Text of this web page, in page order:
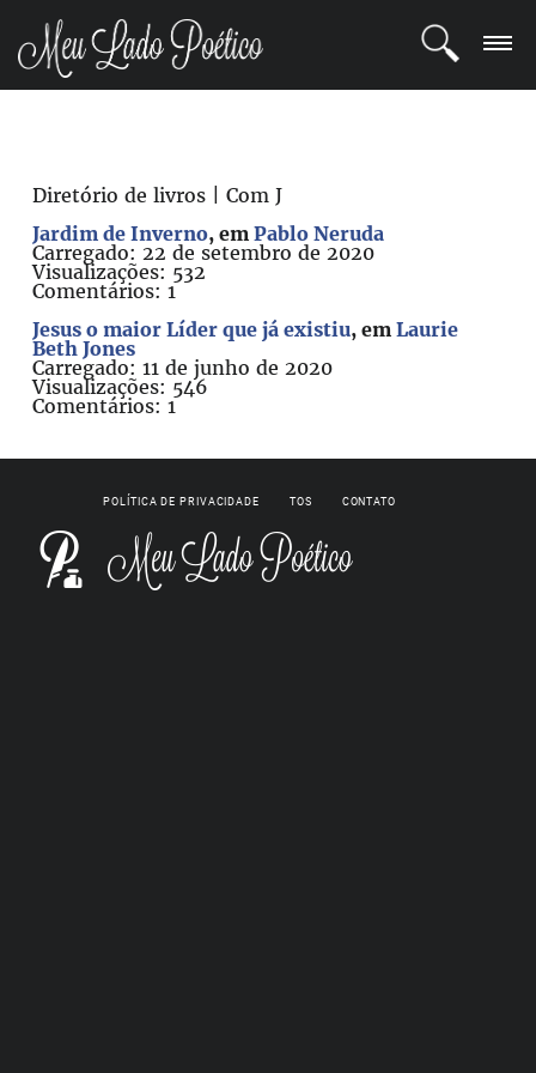
REGISTRO
POETAS
BLOG
COMUNIDADE
Diretório de livros | Com J
Jardim de Inverno, emPablo Neruda
Carregado: 22 de setembro de 2020
Visualizações: 532
Comentários: 1
Jesus o maior Líder que já existiu, emLaurie
Beth Jones
Carregado: 11 de junho de 2020
Visualizações: 546
Comentários: 1
POLÍTICA DE PRIVACIDADE TOS CONTATO